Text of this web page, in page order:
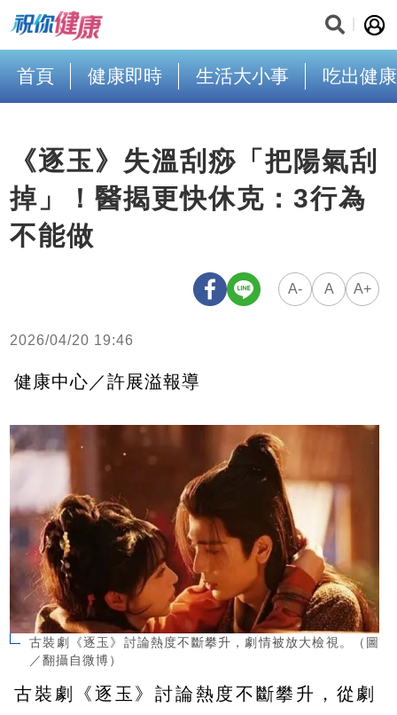
首頁 健康即時 生活大小事 吃出健康
《逐玉》失溫刮痧「把陽氣刮
掉」！醫揭更快休克：3行為
不能做
A- A A+
2026/04/20 19:46
健康中心／許展溢報導
古裝劇《逐玉》討論熱度不斷攀升，劇情被放大檢視。（圖
／翻攝自微博）
古裝劇《逐玉》討論熱度不斷攀升，從劇